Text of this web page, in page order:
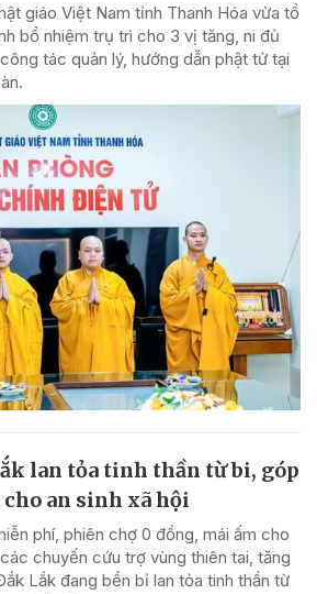
giáo Việt Nam tỉnh Thanh Hóa vừa tổ
bổ nhiệm trụ trì cho 3 vị tăng, ni đủ
tác quản lý, hướng dẫn phật tử tại
lan tỏa tinh thần từ bi, góp
cho an sinh xã hội
phí, phiên chợ 0 đồng, mái ấm cho
chuyến cứu trợ vùng thiên tai, tăng
Lắk đang bền bỉ lan tỏa tinh thần từ